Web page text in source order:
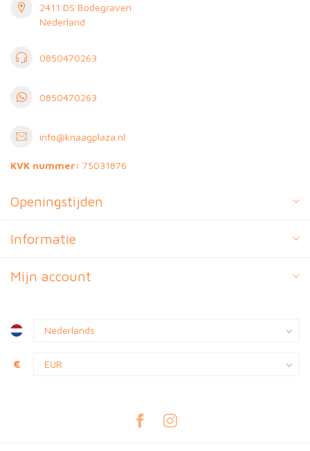
2411 DS Bodegraven
Nederland
0850470263
0850470263
info@knaagplaza.nl
KVK nummer: 75031876
Openingstijden
Informatie
Mijn account
€